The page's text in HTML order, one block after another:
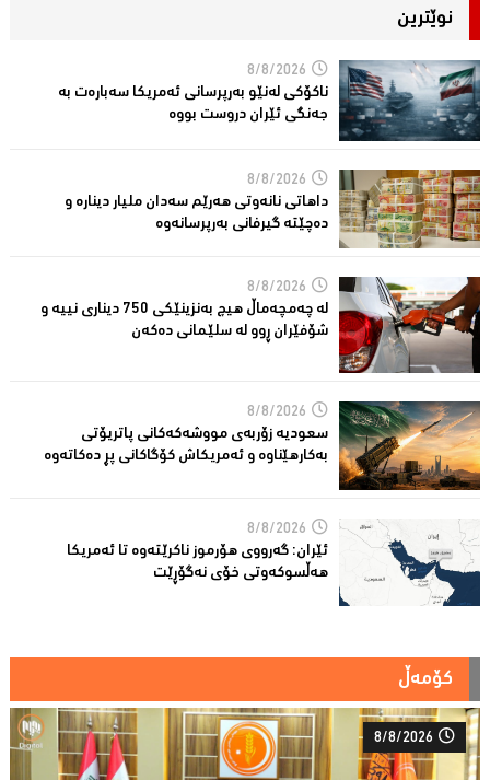
نوێترین
8/8/2026
ناكۆكی لەنێو بەرپرسانى ئەمریكا سەبارەت بە
جەنگی ئێران دروست بووە
8/8/2026
داهاتی نانەوتی هەرێم سەدان ملیار دینارە و
دەچێتە گیرفانی بەرپرسانەوە
8/8/2026
لە چەمچەماڵ هیچ بەنزینێکى 750 دیناری نییە و
شۆفێران ڕوو لە سلێمانى دەکەن
8/8/2026
سعودیە زۆربەی مووشەكەكانی پاتریۆتی
بەكارهێناوە و ئەمریكاش كۆگاكانی پڕ دەكاتەوە
8/8/2026
ئێران: گەرووی هۆرموز ناكرێتەوە تا ئەمریكا
هەڵسوكەوتی خۆی نەگۆڕێت
کۆمەڵ
8/8/2026